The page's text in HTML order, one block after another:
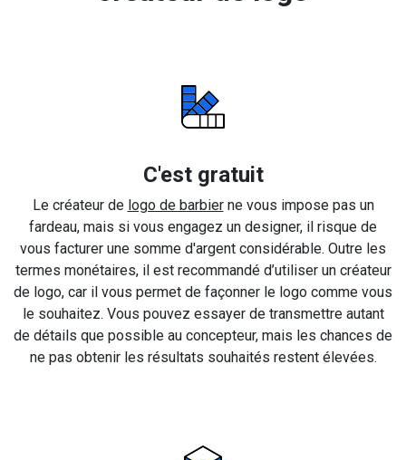
C'est gratuit
Le créateur de logo de barbierne vous impose pas un
fardeau, mais si vous engagez un designer, il risque de
vous facturer une somme d'argent considérable. Outre les
termes monétaires, il est recommandé d’utiliser un créateur
de logo, car il vous permet de façonner le logo comme vous
le souhaitez. Vous pouvez essayer de transmettre autant
de détails que possible au concepteur, mais les chances de
ne pas obtenir les résultats souhaités restent élevées.